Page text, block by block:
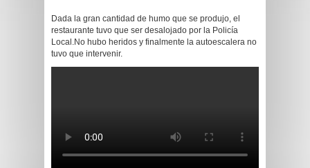
Dada la gran cantidad de humo que se produjo, el
restaurante tuvo que ser desalojado por la Policía
Local.No hubo heridos y finalmente la autoescalera no
tuvo que intervenir.